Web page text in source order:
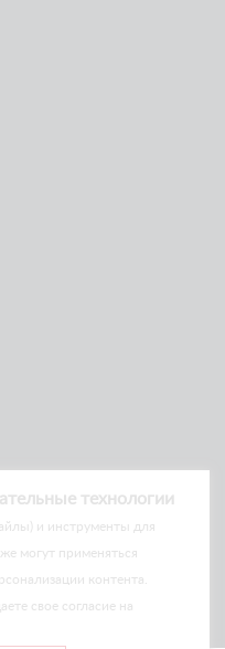
технологии
и инструменты для
могут применяться
контента.
свое согласие на